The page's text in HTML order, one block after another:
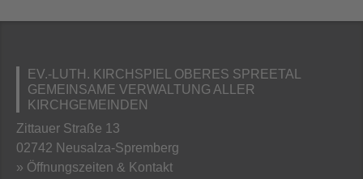
EV.-LUTH. KIRCHSPIEL OBERES SPREETAL
GEMEINSAME VERWALTUNG ALLER
KIRCHGEMEINDEN
Zittauer Straße 13
02742 Neusalza-Spremberg
» Öffnungszeiten & Kontakt